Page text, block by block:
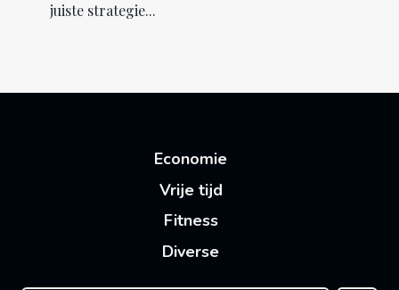
juiste strategie...
Economie
Vrije tijd
Fitness
Diverse